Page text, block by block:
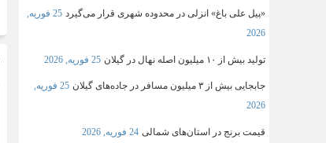
«پیل علی باغ» انزلی در محدوده شهری قرار می‌گیرد
25 فوریه,
2026
تولید بیش از ۱۰ میلیون اصله نهال در گیلان 25 فوریه, 2026
جابجایی بیش از ۳ میلیون مسافر در جاده‌های گیلان
25 فوریه,
2026
قیمت برنج در استان‌های شمالی 24 فوریه, 2026